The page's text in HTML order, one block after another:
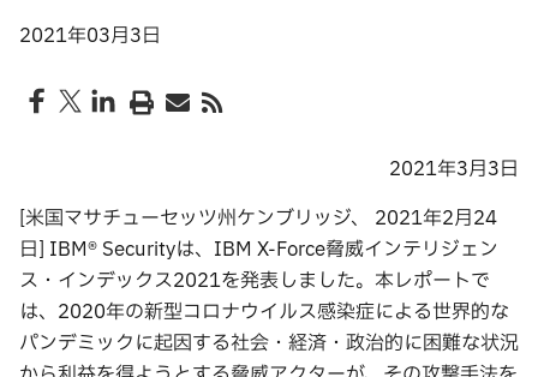
2021年03月3日
2021年3月3日
[米国マサチューセッツ州ケンブリッジ、 2021年2月24
日] IBM® Securityは、IBM X-Force脅威インテリジェン
ス・インデックス2021を発表しました。本レポートで
は、2020年の新型コロナウイルス感染症による世界的な
パンデミックに起因する社会・経済・政治的に困難な状況